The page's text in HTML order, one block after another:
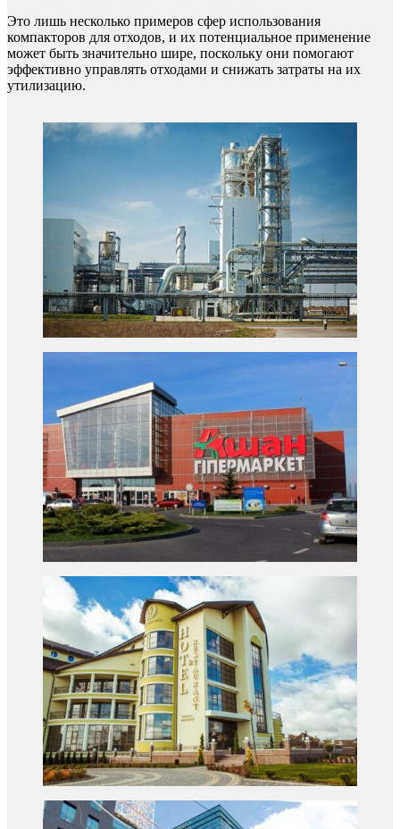
Это лишь несколько примеров сфер использования
компакторов для отходов, и их потенциальное применение
может быть значительно шире, поскольку они помогают
эффективно управлять отходами и снижать затраты на их
утилизацию.